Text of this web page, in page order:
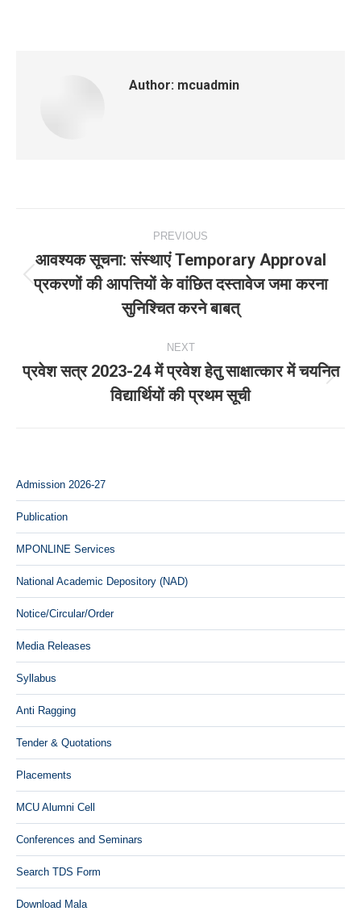
Author: mcuadmin
navigation
PREVIOUS
Previous
post:
आवश्‍यक सूचना: संस्‍थाएं Temporary Approval
प्रकरणों की आपत्तियों के वांछित दस्‍तावेज जमा करना
सुनिश्‍चित करने बाबत्
NEXT
Next
post:
प्रवेश सत्र 2023-24 में प्रवेश हेतु साक्षात्कार में चयनित
विद्यार्थियों की प्रथम सूची
Admission 2026-27
Publication
MPONLINE Services
National Academic Depository (NAD)
Notice/Circular/Order
Media Releases
Syllabus
Anti Ragging
Tender & Quotations
Placements
MCU Alumni Cell
Conferences and Seminars
Search TDS Form
Download Mala